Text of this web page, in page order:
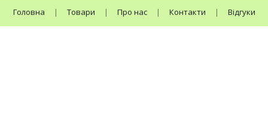
Головна | Товари | Про нас | Контакти | Відгуки